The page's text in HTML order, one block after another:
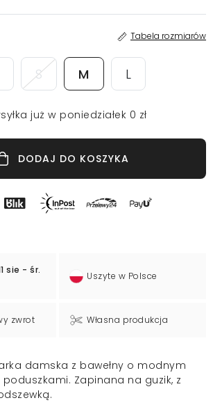
Tabela rozmiarów
S M L
już w poniedziałek 0 zł
DODAJ DO KOSZYKA
sie - śr.
Uszyte w Polsce
zwrot Własna produkcja
damska z bawełny o modnym
poduszkami. Zapinana na guzik, z